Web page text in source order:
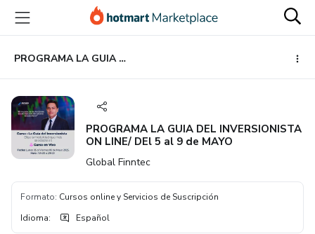
principal
página
de
página
PROGRAMA LA GUIA DEL INVERSIONISTA ON LINE/ DEl 5 al 9 de MAYO
PROGRAMA LA GUIA DEL INVERSIONISTA
ON LINE/ DEl 5 al 9 de MAYO
Global Finntec
Formato: Cursos online y Servicios de Suscripción
Idioma: Español